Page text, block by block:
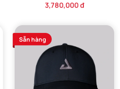
3,780,000 đ
Sẵn hàng